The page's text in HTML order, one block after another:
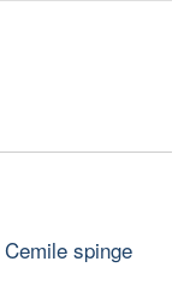
spinge